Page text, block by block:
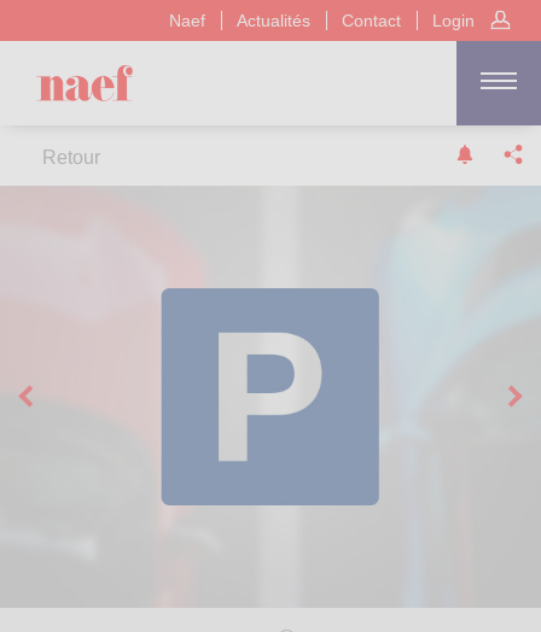
Naef Actualités Contact Login
Retour